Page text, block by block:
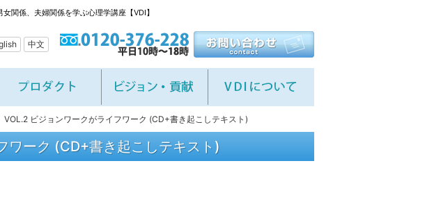
関係、夫婦関係を学ぶ心理学講座【VDI】
中文
VOL.2 ビジョンワークがライフワーク (CD+書き起こしテキスト)
ワーク (CD+書き起こしテキスト)